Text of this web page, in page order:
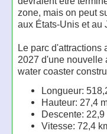
zone, mais on peut
aux États-Unis et au
Le parc d'attractions
2027 d'une nouvelle
water coaster
Longueur:
Hauteur: 27,4
Descente: 22,9
Vitesse: 72,4